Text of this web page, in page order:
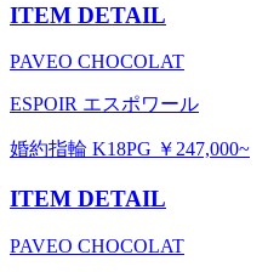
ITEM DETAIL
PAVEO CHOCOLAT
ESPOIR エスポワール
婚約指輪 K18PG ￥247,000~
ITEM DETAIL
PAVEO CHOCOLAT